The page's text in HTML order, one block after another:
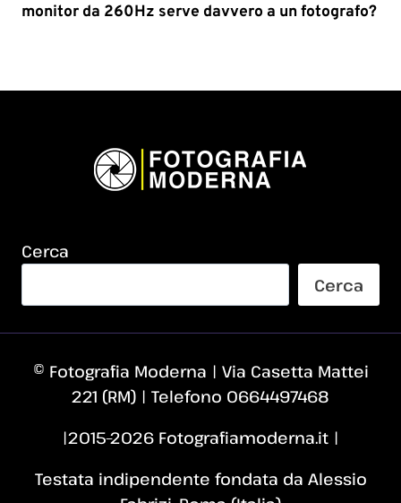
monitor da 260Hz serve davvero a un fotografo?
Cerca
Cerca
© Fotografia Moderna | Via Casetta Mattei
221 (RM) | Telefono 0664497468
|2015–2026 Fotografiamoderna.it |
Testata indipendente fondata da Alessio